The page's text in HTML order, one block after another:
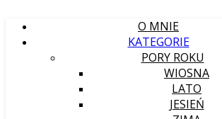
O MNIE
KATEGORIE
PORY ROKU
WIOSNA
LATO
JESIEŃ